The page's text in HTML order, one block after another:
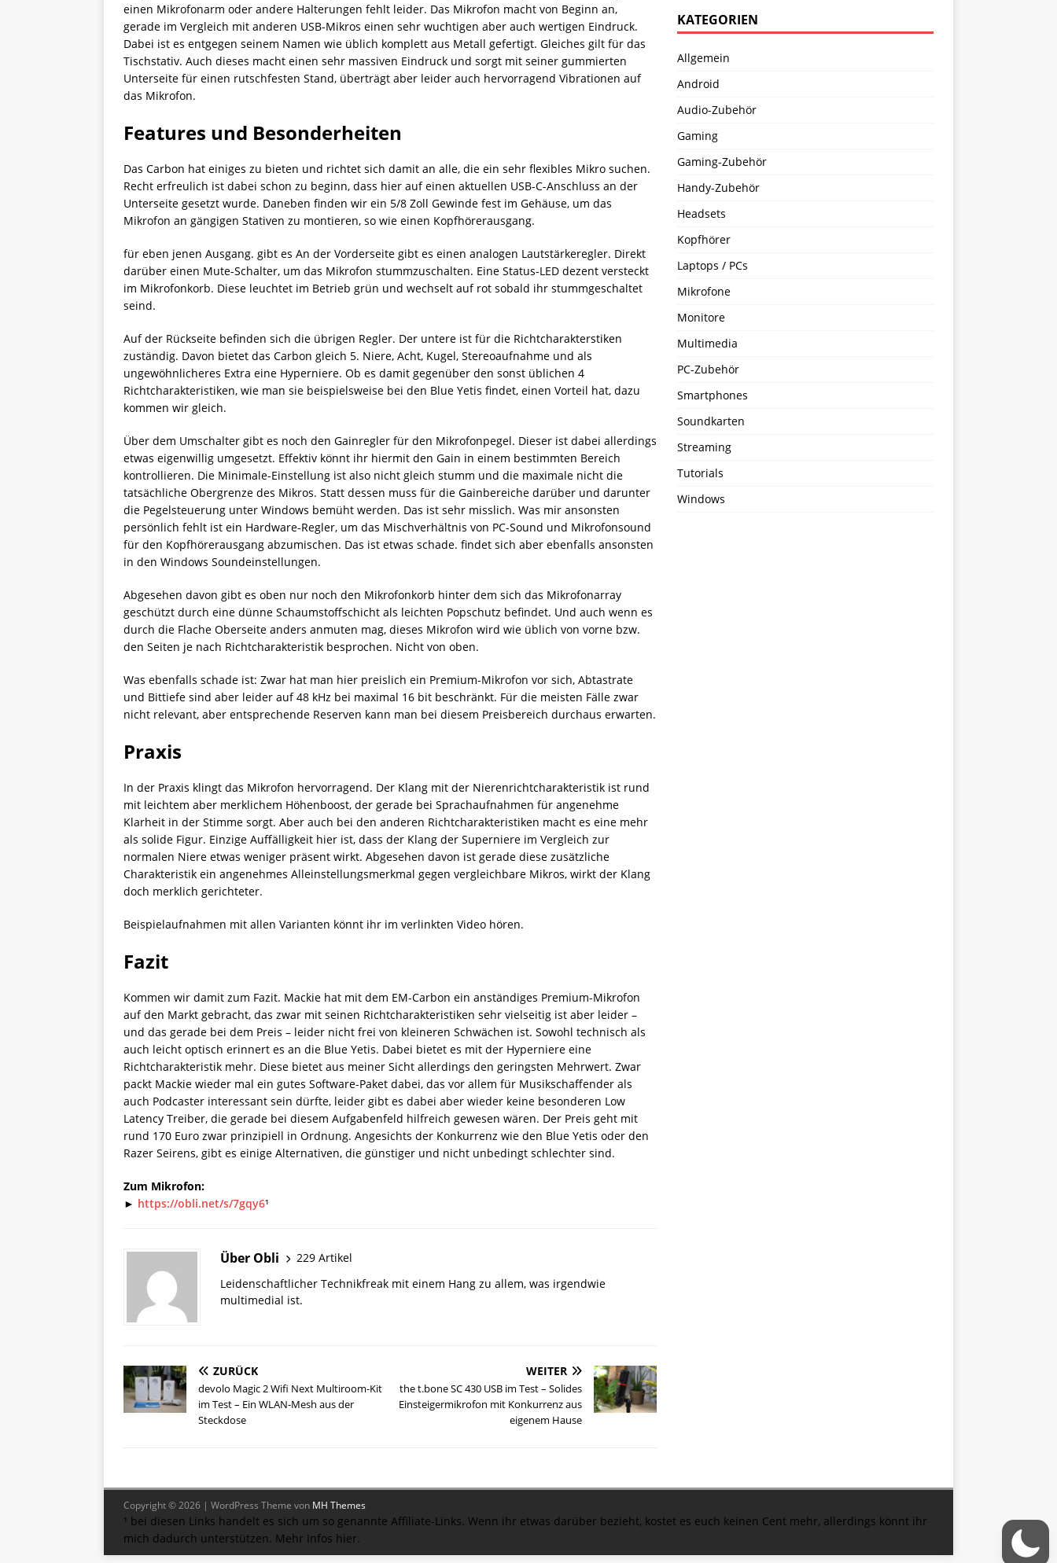
einen Mikrofonarm oder andere Halterungen fehlt leider. Das Mikrofon macht von Beginn an,
gerade im Vergleich mit anderen USB-Mikros einen sehr wuchtigen aber auch wertigen Eindruck.
Dabei ist es entgegen seinem Namen wie üblich komplett aus Metall gefertigt. Gleiches gilt für das
Tischstativ. Auch dieses macht einen sehr massiven Eindruck und sorgt mit seiner gummierten
Unterseite für einen rutschfesten Stand, überträgt aber leider auch hervorragend Vibrationen auf
das Mikrofon.
Features und Besonderheiten
Das Carbon hat einiges zu bieten und richtet sich damit an alle, die ein sehr flexibles Mikro suchen.
Recht erfreulich ist dabei schon zu beginn, dass hier auf einen aktuellen USB-C-Anschluss an der
Unterseite gesetzt wurde. Daneben finden wir ein 5/8 Zoll Gewinde fest im Gehäuse, um das
Mikrofon an gängigen Stativen zu montieren, so wie einen Kopfhörerausgang.
für eben jenen Ausgang. gibt es An der Vorderseite gibt es einen analogen Lautstärkeregler. Direkt
darüber einen Mute-Schalter, um das Mikrofon stummzuschalten. Eine Status-LED dezent versteckt
im Mikrofonkorb. Diese leuchtet im Betrieb grün und wechselt auf rot sobald ihr stummgeschaltet
seind.
Auf der Rückseite befinden sich die übrigen Regler. Der untere ist für die Richtcharakterstiken
zuständig. Davon bietet das Carbon gleich 5. Niere, Acht, Kugel, Stereoaufnahme und als
ungewöhnlicheres Extra eine Hyperniere. Ob es damit gegenüber den sonst üblichen 4
Richtcharakteristiken, wie man sie beispielsweise bei den Blue Yetis findet, einen Vorteil hat, dazu
kommen wir gleich.
Über dem Umschalter gibt es noch den Gainregler für den Mikrofonpegel. Dieser ist dabei allerdings
etwas eigenwillig umgesetzt. Effektiv könnt ihr hiermit den Gain in einem bestimmten Bereich
kontrollieren. Die Minimale-Einstellung ist also nicht gleich stumm und die maximale nicht die
tatsächliche Obergrenze des Mikros. Statt dessen muss für die Gainbereiche darüber und darunter
die Pegelsteuerung unter Windows bemüht werden. Das ist sehr misslich. Was mir ansonsten
persönlich fehlt ist ein Hardware-Regler, um das Mischverhältnis von PC-Sound und Mikrofonsound
für den Kopfhörerausgang abzumischen. Das ist etwas schade. findet sich aber ebenfalls ansonsten
in den Windows Soundeinstellungen.
Abgesehen davon gibt es oben nur noch den Mikrofonkorb hinter dem sich das Mikrofonarray
geschützt durch eine dünne Schaumstoffschicht als leichten Popschutz befindet. Und auch wenn es
durch die Flache Oberseite anders anmuten mag, dieses Mikrofon wird wie üblich von vorne bzw.
den Seiten je nach Richtcharakteristik besprochen. Nicht von oben.
Was ebenfalls schade ist: Zwar hat man hier preislich ein Premium-Mikrofon vor sich, Abtastrate
und Bittiefe sind aber leider auf 48 kHz bei maximal 16 bit beschränkt. Für die meisten Fälle zwar
nicht relevant, aber entsprechende Reserven kann man bei diesem Preisbereich durchaus erwarten.
Praxis
In der Praxis klingt das Mikrofon hervorragend. Der Klang mit der Nierenrichtcharakteristik ist rund
mit leichtem aber merklichem Höhenboost, der gerade bei Sprachaufnahmen für angenehme
Klarheit in der Stimme sorgt. Aber auch bei den anderen Richtcharakteristiken macht es eine mehr
als solide Figur. Einzige Auffälligkeit hier ist, dass der Klang der Superniere im Vergleich zur
normalen Niere etwas weniger präsent wirkt. Abgesehen davon ist gerade diese zusätzliche
Charakteristik ein angenehmes Alleinstellungsmerkmal gegen vergleichbare Mikros, wirkt der Klang
doch merklich gerichteter.
Beispielaufnahmen mit allen Varianten könnt ihr im verlinkten Video hören.
Fazit
Kommen wir damit zum Fazit. Mackie hat mit dem EM-Carbon ein anständiges Premium-Mikrofon
auf den Markt gebracht, das zwar mit seinen Richtcharakteristiken sehr vielseitig ist aber leider –
und das gerade bei dem Preis – leider nicht frei von kleineren Schwächen ist. Sowohl technisch als
auch leicht optisch erinnert es an die Blue Yetis. Dabei bietet es mit der Hyperniere eine
Richtcharakteristik mehr. Diese bietet aus meiner Sicht allerdings den geringsten Mehrwert. Zwar
packt Mackie wieder mal ein gutes Software-Paket dabei, das vor allem für Musikschaffender als
auch Podcaster interessant sein dürfte, leider gibt es dabei aber wieder keine besonderen Low
Latency Treiber, die gerade bei diesem Aufgabenfeld hilfreich gewesen wären. Der Preis geht mit
rund 170 Euro zwar prinzipiell in Ordnung. Angesichts der Konkurrenz wie den Blue Yetis oder den
Razer Seirens, gibt es einige Alternativen, die günstiger und nicht unbedingt schlechter sind.
Zum Mikrofon:
► https://obli.net/s/7gqy6¹
Über Obli
229 Artikel
Leidenschaftlicher Technikfreak mit einem Hang zu allem, was irgendwie
multimedial ist.
ZURÜCK
devolo Magic 2 Wifi Next Multiroom-Kit
im Test – Ein WLAN-Mesh aus der
Steckdose
WEITER
the t.bone SC 430 USB im Test – Solides
Einsteigermikrofon mit Konkurrenz aus
eigenem Hause
KATEGORIEN
Allgemein
Android
Audio-Zubehör
Gaming
Gaming-Zubehör
Handy-Zubehör
Headsets
Kopfhörer
Laptops / PCs
Mikrofone
Monitore
Multimedia
PC-Zubehör
Smartphones
Soundkarten
Streaming
Tutorials
Windows
Copyright © 2026 | WordPress Theme von MH Themes
¹ bei diesen Links handelt es sich um so genannte Affiliate-Links. Wenn ihr etwas darüber bezieht, kostet es euch keinen Cent mehr, allerdings könnt ihr
mich dadurch unterstützen. Mehr Infos hier.